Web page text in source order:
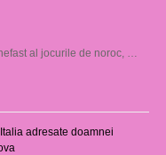
al jocurile de noroc, …
adresate doamnei